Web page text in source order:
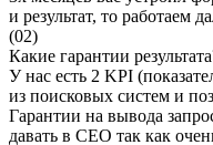
и результат, то работаем
(02)
Какие гарантии
У нас есть 2 KPI
из поисковых систем и
Гарантии на вывода
давать в СЕО так как